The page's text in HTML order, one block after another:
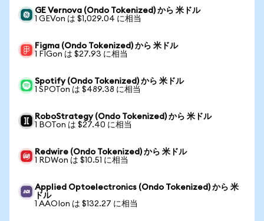
GE Vernova (Ondo Tokenized) から 米ドル
1 GEVon は $1,029.04 に相当
Figma (Ondo Tokenized) から 米ドル
1 FIGon は $27.93 に相当
Spotify (Ondo Tokenized) から 米ドル
1 SPOTon は $489.38 に相当
RoboStrategy (Ondo Tokenized) から 米ドル
1 BOTon は $27.40 に相当
Redwire (Ondo Tokenized) から 米ドル
1 RDWon は $10.51 に相当
Applied Optoelectronics (Ondo Tokenized) から 米
ドル
1 AAOIon は $132.27 に相当